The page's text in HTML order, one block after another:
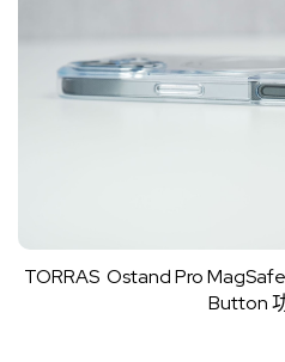
TORRAS Ostand Pro
Button